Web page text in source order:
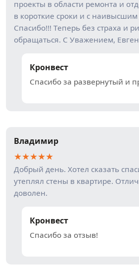
проекты в области ремонта и
в короткие сроки и с наивысшим
Спасибо!!! Теперь без страха и
обращаться. С Уважением,
Кронвест
Спасибо за развернутый и
Владимир
★★★★★
Добрый день. Хотел сказать
утеплял стены в квартире.
доволен.
Кронвест
Спасибо за отзыв!